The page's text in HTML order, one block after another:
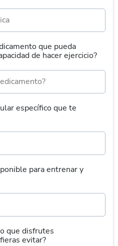
que pueda
de hacer ejercicio?
específico que te
para entrenar y
que disfrutes
evitar?